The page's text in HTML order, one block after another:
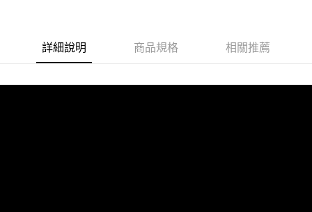
詳細說明 商品規格 相關推薦